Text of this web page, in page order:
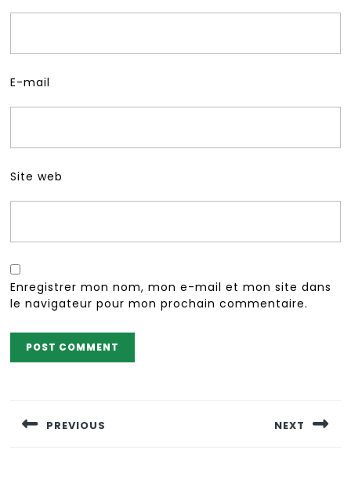
E-mail
Site web
Enregistrer mon nom, mon e-mail et mon site dans
le navigateur pour mon prochain commentaire.
l’article
PREVIOUS NEXT